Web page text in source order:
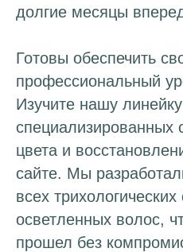
долгие месяцы
Готовы обеспечить
профессиональный
Изучите нашу линейку
специализированных
цвета и
сайте. Мы
всех
осветленных волос,
прошел без